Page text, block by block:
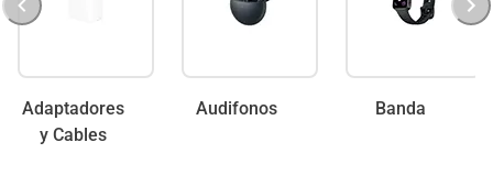
Adaptadores
y Cables
Audifonos Banda